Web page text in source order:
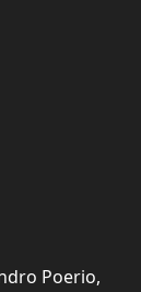
Poerio,